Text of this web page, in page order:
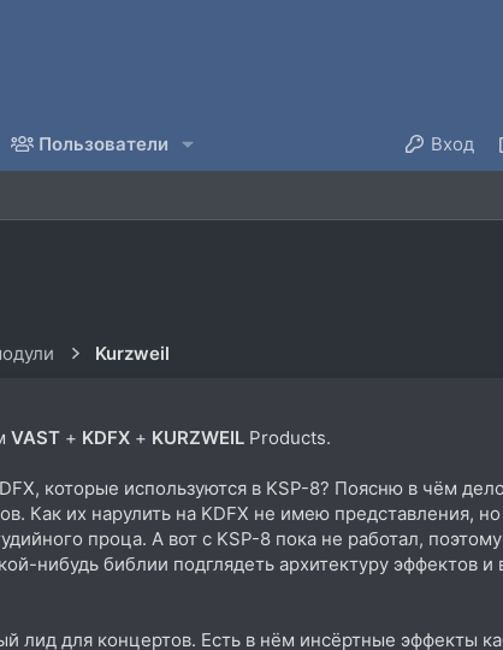
Пользователи Вход
Kurzweil
VAST + KDFX + KURZWEIL Products.
которые используются в KSP-8? Поясню в чём
Как их нарулить на KDFX не имею представления, но
проца. А вот с KSP-8 пока не работал,
нибудь библии подглядеть архитектуру эффектов
лид для концертов. Есть в нём инсёртные эффекты